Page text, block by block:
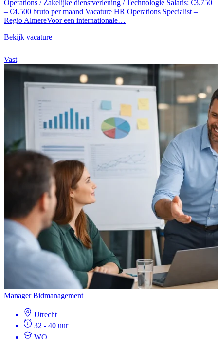
Operations / Zakelijke dienstverlening / Technologie Salaris: €3.750
– €4.500 bruto per maand Vacature HR Operations Specialist –
Regio AlmereVoor een internationale…
Bekijk vacature
Vast
Manager Bidmanagement
Utrecht
32 - 40 uur
WO